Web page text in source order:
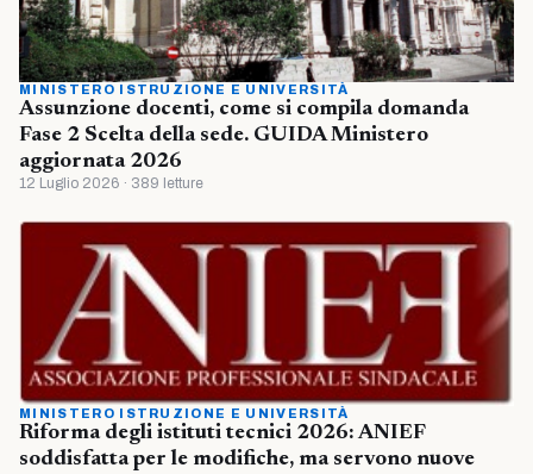
MINISTERO ISTRUZIONE E UNIVERSITÀ
Assunzione docenti, come si compila domanda
Fase 2 Scelta della sede. GUIDA Ministero
aggiornata 2026
12 Luglio 2026 · 389 letture
MINISTERO ISTRUZIONE E UNIVERSITÀ
Riforma degli istituti tecnici 2026: ANIEF
soddisfatta per le modifiche, ma servono nuove